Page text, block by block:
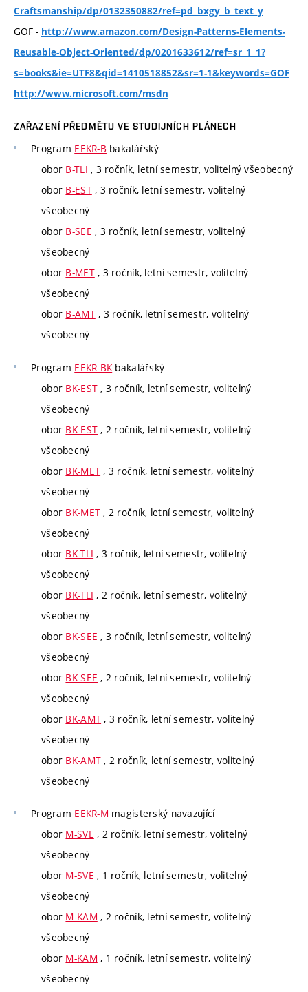
Craftsmanship/dp/0132350882/ref=pd_bxgy_b_text_y
GOF - http://www.amazon.com/Design-Patterns-Elements-
Reusable-Object-Oriented/dp/0201633612/ref=sr_1_1?
s=books&ie=UTF8&qid=1410518852&sr=1-1&keywords=GOF
http://www.microsoft.com/msdn
ZAŘAZENÍ PŘEDMĚTU VE STUDIJNÍCH PLÁNECH
Program EEKR-B bakalářský
obor B-TLI , 3 ročník, letní semestr, volitelný všeobecný
obor B-EST, 3 ročník, letní semestr, volitelný
všeobecný
obor B-SEE , 3 ročník, letní semestr, volitelný
všeobecný
obor B-MET, 3 ročník, letní semestr, volitelný
všeobecný
obor B-AMT, 3 ročník, letní semestr, volitelný
všeobecný
Program EEKR-BK bakalářský
obor BK-EST , 3 ročník, letní semestr, volitelný
všeobecný
obor BK-EST , 2 ročník, letní semestr, volitelný
všeobecný
obor BK-MET , 3 ročník, letní semestr, volitelný
všeobecný
obor BK-MET , 2 ročník, letní semestr, volitelný
všeobecný
obor BK-TLI , 3 ročník, letní semestr, volitelný
všeobecný
obor BK-TLI , 2 ročník, letní semestr, volitelný
všeobecný
obor BK-SEE , 3 ročník, letní semestr, volitelný
všeobecný
obor BK-SEE , 2 ročník, letní semestr, volitelný
všeobecný
obor BK-AMT , 3 ročník, letní semestr, volitelný
všeobecný
obor BK-AMT , 2 ročník, letní semestr, volitelný
všeobecný
Program EEKR-M magisterský navazující
obor M-SVE , 2 ročník, letní semestr, volitelný
všeobecný
obor M-SVE , 1 ročník, letní semestr, volitelný
všeobecný
obor M-KAM , 2 ročník, letní semestr, volitelný
všeobecný
obor M-KAM , 1 ročník, letní semestr, volitelný
všeobecný